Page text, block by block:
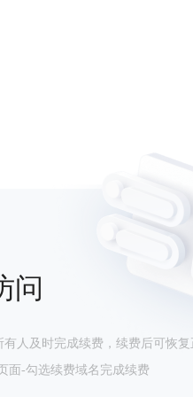
问
人及时完成续费，续费后可恢复
面-勾选续费域名完成续费